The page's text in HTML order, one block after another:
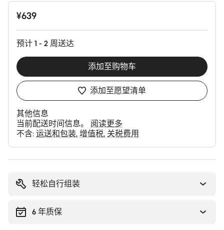
产
¥639
预计 1 - 2 周送达
添加至购物车
添加至愿望清单
其他信息
当前配送时间信息。 阅读更多
不含: 运送和包装 增值税 关税费用
轻松自行组装
6 年质保